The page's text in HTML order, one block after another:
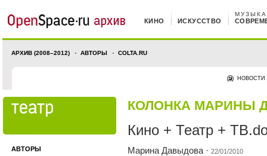
КИНО ИСКУССТВО
МУЗЫКА
АРХИВ (2008–2012) АВТОРЫ COLTA.RU
НОВОСТИ
АВТОРЫ
КОЛОНКА МАРИНЫ
Кино + Театр +
Марина Давыдова · 22/01/2010